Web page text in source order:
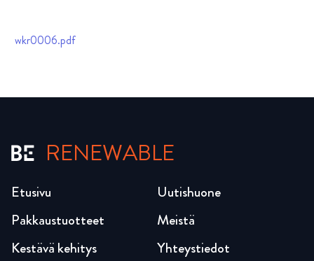
wkr0006.pdf
RENEWABLE
Etusivu
Pakkaustuotteet
Kestävä kehitys
Uutishuone
Meistä
Yhteystiedot